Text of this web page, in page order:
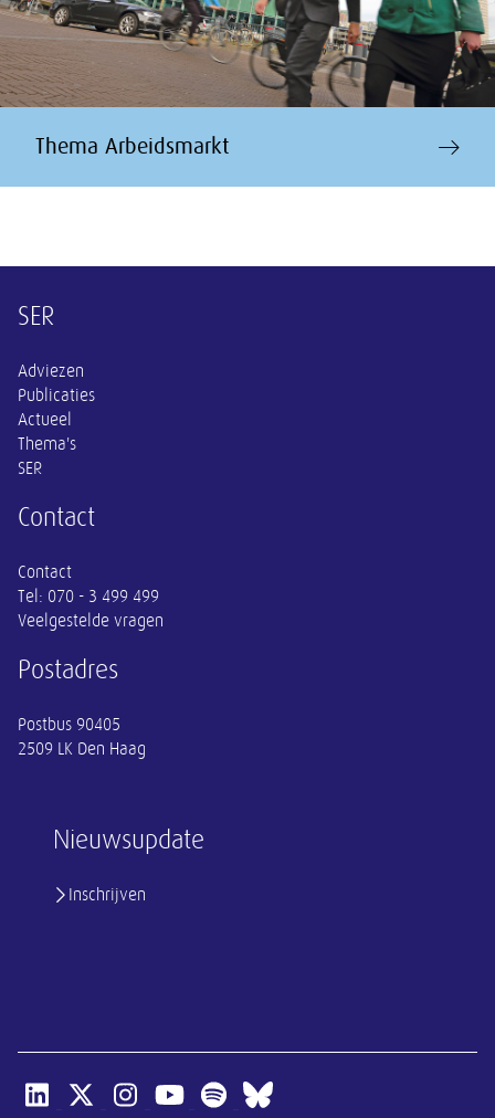
Thema Arbeidsmarkt
Overige informatie
Nieuwsupdate
Inschrijven
SER
Adviezen
Publicaties
Actueel
Thema's
SER
Contact
Contact
Tel: 070 - 3 499 499
Veelgestelde vragen
Postadres
Postbus 90405
2509 LK Den Haag
Open linkedin van SER
Open x-twitter van SER
Open instagram van SER
Open youtube van SER
Open spotify van SER
Open bluesky van SER